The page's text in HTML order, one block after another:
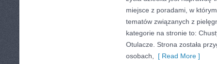
miejsce z poradami, w
tematów związanych z
kategorie na stronie to:
Otulacze. Strona została
osobach,
[ Read More ]